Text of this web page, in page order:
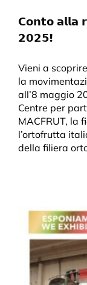
𝗖𝗼𝗻𝘁𝗼
𝟮𝟬𝟮𝟱!
Vieni a
la
all’8 maggio
Centre per
MACFRUT, la
l’ortofrutta
della filiera